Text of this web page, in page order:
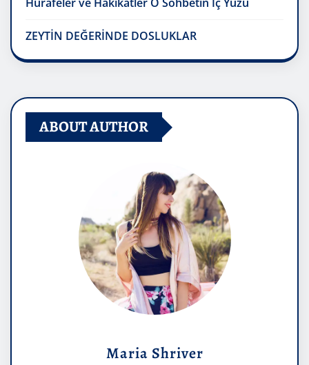
ZEYTİN DEĞERİNDE DOSLUKLAR
ABOUT AUTHOR
Maria Shriver